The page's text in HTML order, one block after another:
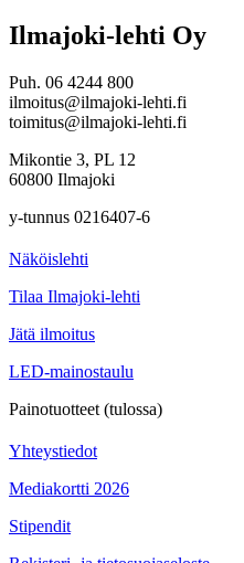
Ilmajoki-lehti Oy
Puh. 06 4244 800
ilmoitus@ilmajoki-lehti.fi
toimitus@ilmajoki-lehti.fi
Mikontie 3, PL 12
60800 Ilmajoki
y-tunnus 0216407-6
Näköislehti
Tilaa Ilmajoki-lehti
Jätä ilmoitus
LED-mainostaulu
Painotuotteet (tulossa)
Yhteystiedot
Mediakortti 2026
Stipendit